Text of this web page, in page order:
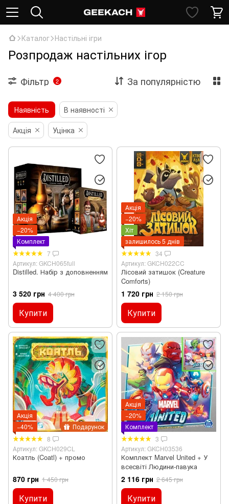
Каталог Настільні ігри
Розпродаж настільних ігор
Фільтр 2 За популярністю
Наявність
В наявності
Акція
Уцінка
Акція
−20%
Комплект
7
Артикул: GKCH065full
Distilled. Набір з доповненням
3 520 грн 4 400 грн
Купити
Акція
−20%
Хіт
залишилось 5 днів
34
Артикул: GKCH022CC
Лісовий затишок (Creature
Comforts)
1 720 грн 2 150 грн
Купити
Подарунок
Акція
−40%
8
Артикул: GKCH029CL
Коатль (Coatl) + промо
870 грн 1 450 грн
Купити
Акція
−20%
Комплект
3
Артикул: GKCH03536
Комплект Marvel United + У
всесвіті Людини-павука
2 116 грн 2 645 грн
Купити